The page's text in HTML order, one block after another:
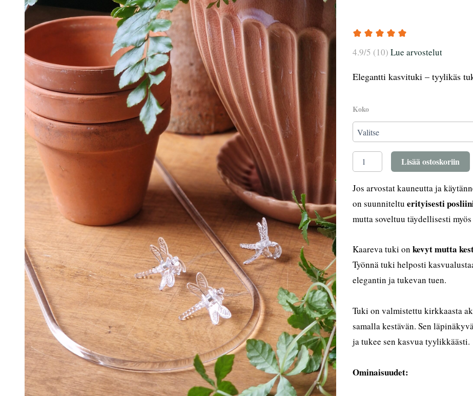
4.9/5 (10) Lue arvostelut
Elegantti kasvituki – tyylikäs
Koko
kirkas
(S,M,L)
määrä
Lisää ostoskoriin
Jos arvostat kauneutta ja
on suunniteltu erityisesti
mutta soveltuu täydellisesti
Kaareva tuki on kevyt mutta
Työnnä tuki helposti
elegantin ja tukevan tuen.
Tuki on valmistettu kirkkaasta
samalla kestävän. Sen
ja tukee sen kasvua tyylikkäästi.
Ominaisuudet: